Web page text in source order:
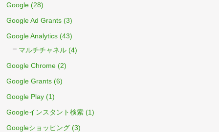
Google (28)
Google Ad Grants (3)
Google Analytics (43)
マルチチャネル (4)
Google Chrome (2)
Google Grants (6)
Google Play (1)
Googleインスタント検索 (1)
Googleショッピング (3)